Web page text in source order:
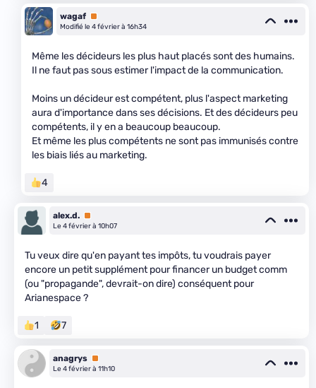
wagaf Premium
Modifié le 4 février à 16h34
Même les décideurs les plus haut placés sont des humains.
Il ne faut pas sous estimer l'impact de la communication.
Moins un décideur est compétent, plus l'aspect marketing
aura d'importance dans ses décisions. Et des décideurs peu
compétents, il y en a beaucoup beaucoup.
Et même les plus compétents ne sont pas immunisés contre
les biais liés au marketing.
4
alex.d. Premium
Le 4 février à 10h07
Tu veux dire qu'en payant tes impôts, tu voudrais payer
encore un petit supplément pour financer un budget comm
(ou "propagande", devrait-on dire) conséquent pour
Arianespace ?
1 7
anagrys Premium
Le 4 février à 11h10